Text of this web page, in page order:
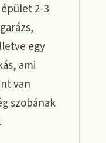
2-3
egy
ami
van
szobának